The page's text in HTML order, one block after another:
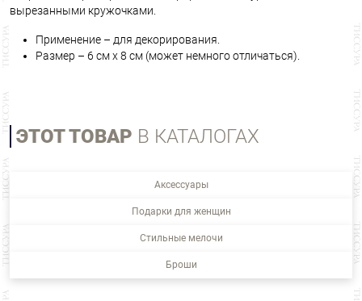
вырезанными кружочками.
Применение – для декорирования.
Размер – 6 см х 8 см (может немного отличаться).
ЭТОТ ТОВАР В КАТАЛОГАХ
Аксессуары
Подарки для женщин
Стильные мелочи
Броши